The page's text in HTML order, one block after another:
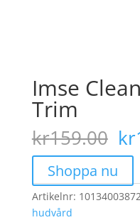
Imse
Trim
kr159.00 kr
Shoppa nu
Artikelnr:
hudvård